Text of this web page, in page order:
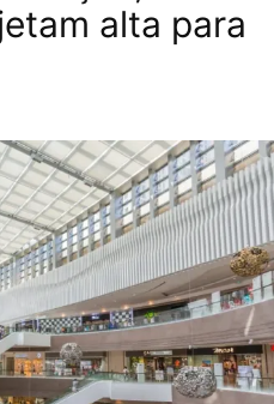
alta para